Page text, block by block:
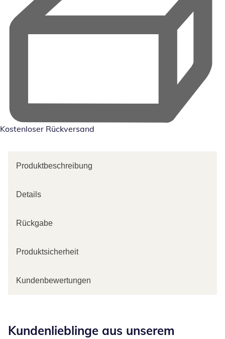
Kostenloser Rückversand
Produktbeschreibung
Details
Rückgabe
Produktsicherheit
Kundenbewertungen
Kundenlieblinge aus unserem